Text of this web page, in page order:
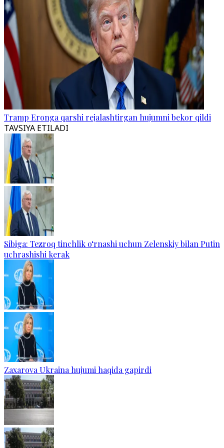
Tramp Eronga qarshi rejalashtirgan hujumni bekor qildi
TAVSIYA ETILADI
Sibiga: Tezroq tinchlik o‘rnashi uchun Zelenskiy bilan Putin
uchrashishi kerak
Zaxarova Ukraina hujumi haqida gapirdi